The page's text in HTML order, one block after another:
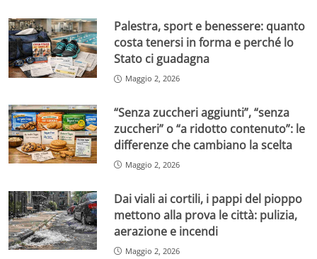
Palestra, sport e benessere: quanto
costa tenersi in forma e perché lo
Stato ci guadagna
Maggio 2, 2026
“Senza zuccheri aggiunti”, “senza
zuccheri” o “a ridotto contenuto”: le
differenze che cambiano la scelta
Maggio 2, 2026
Dai viali ai cortili, i pappi del pioppo
mettono alla prova le città: pulizia,
aerazione e incendi
Maggio 2, 2026